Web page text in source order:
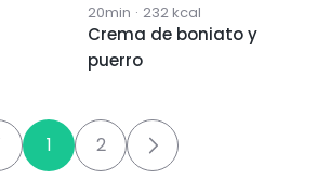
20min · 232kcal
Crema de boniato y
puerro
1 2